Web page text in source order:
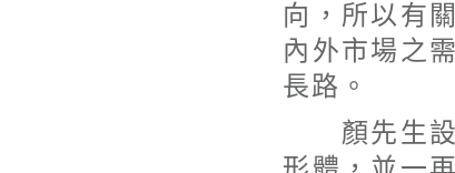
向，所以有
內外市場之
長路。
顏先生設